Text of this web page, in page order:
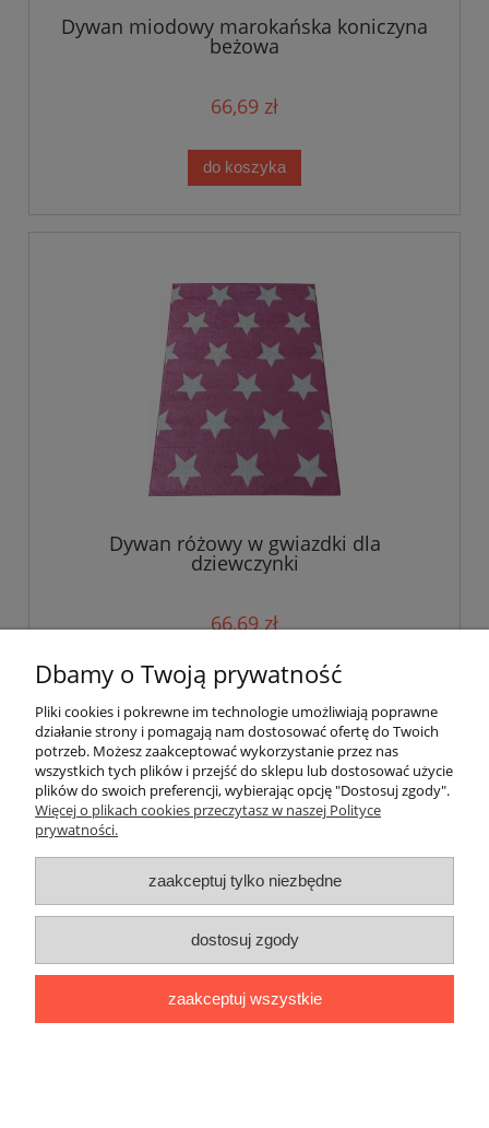
Dywan miodowy marokańska koniczyna
beżowa
66,69 zł
do koszyka
Dywan różowy w gwiazdki dla
dziewczynki
66,69 zł
do koszyka
Dbamy o Twoją prywatność
Pliki cookies i pokrewne im technologie umożliwiają poprawne
działanie strony i pomagają nam dostosować ofertę do Twoich
potrzeb. Możesz zaakceptować wykorzystanie przez nas
wszystkich tych plików i przejść do sklepu lub dostosować użycie
plików do swoich preferencji, wybierając opcję "Dostosuj zgody".
Więcej o plikach cookies przeczytasz w naszej Polityce
prywatności.
zaakceptuj tylko niezbędne
dostosuj zgody
zaakceptuj wszystkie